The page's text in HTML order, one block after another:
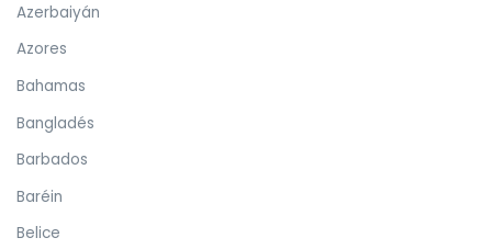
Azerbaiyán
Azores
Bahamas
Bangladés
Barbados
Baréin
Belice